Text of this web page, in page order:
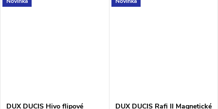
DUX DUCIS Hivo flipové
DUX DUCIS Rafi II Magnetické